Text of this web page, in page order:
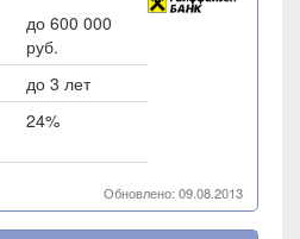
до 600 000
руб.
до 3 лет
24%
Обновлено: 09.08.2013